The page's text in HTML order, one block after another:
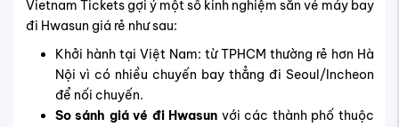
Vietnam Tickets gợi ý một số kinh nghiệm săn vé máy bay
đi Hwasun giá rẻ như sau:
Khởi hành tại Việt Nam: từ TPHCM thường rẻ hơn Hà
Nội vì có nhiều chuyến bay thẳng đi Seoul/Incheon
để nối chuyến.
So sánh giá vé đi Hwasun với các thành phố thuộc